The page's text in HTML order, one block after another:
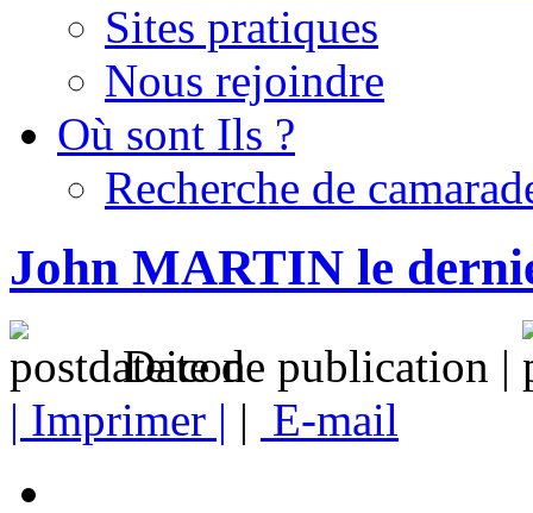
Sites pratiques
Nous rejoindre
Où sont Ils ?
Recherche de
John MARTIN le
Date de publication |
| Imprimer | | E-mail